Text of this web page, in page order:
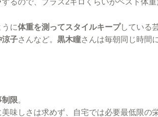
するので、プラス2キロくらいがベスト体重
うに体重を測ってスタイルキープしている
涼子さんなど。 黒木瞳さんは毎朝同じ時間
制限。
美味しさは求めず、自宅では必要最低限の